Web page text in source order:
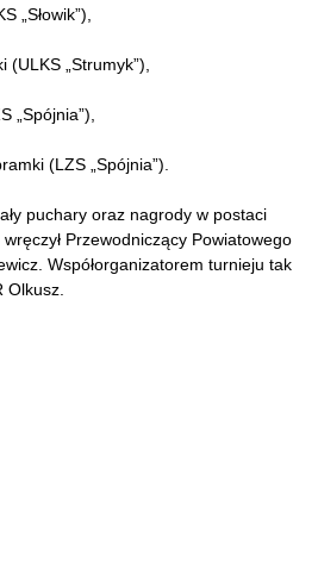
„Słowik”),
„Strumyk”),
„Spójnia”),
(LZS „Spójnia”).
puchary oraz nagrody w postaci
Przewodniczący Powiatowego
Współorganizatorem turnieju tak
Olkusz.